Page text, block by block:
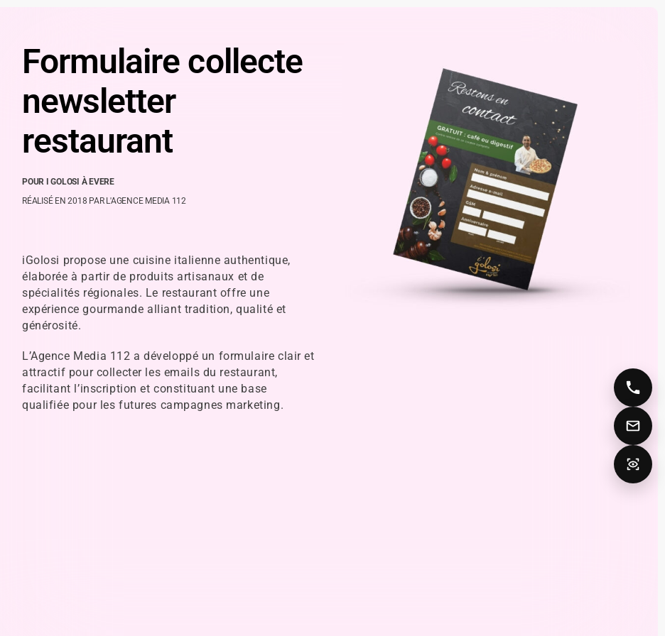
Formulaire collecte
newsletter
restaurant
POUR I GOLOSI À EVERE
RÉALISÉ EN 2018 PAR L'AGENCE MEDIA 112
iGolosi propose une cuisine italienne authentique,
élaborée à partir de produits artisanaux et de
spécialités régionales. Le restaurant offre une
expérience gourmande alliant tradition, qualité et
générosité.
L’Agence Media 112 a développé un formulaire clair et
attractif pour collecter les emails du restaurant,
facilitant l’inscription et constituant une base
qualifiée pour les futures campagnes marketing.